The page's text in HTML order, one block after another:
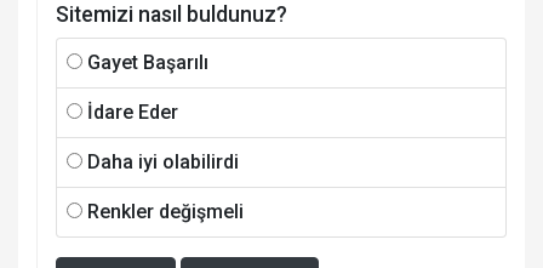
Sitemizi nasıl buldunuz?
Gayet Başarılı
İdare Eder
Daha iyi olabilirdi
Renkler değişmeli